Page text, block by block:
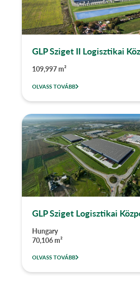
GLP Sziget II Logisztikai
109,997 m²
OLVASS TOVÁBB
GLP Sziget Logisztikai
Hungary
70,106 m²
OLVASS TOVÁBB